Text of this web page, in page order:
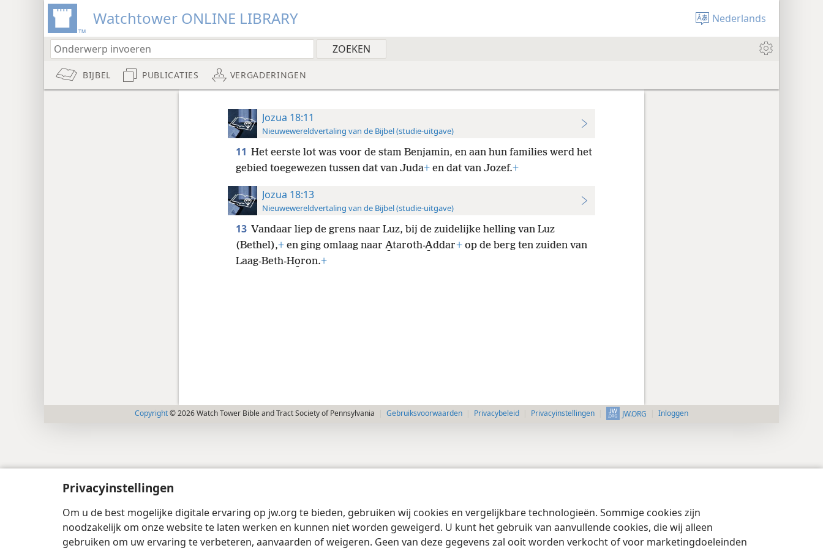
Privacyinstellingen
Om u de best mogelijke digitale ervaring op jw.org te bieden, gebruiken wij cookies en vergelijkbare technologieën. Sommige cookies zijn
noodzakelijk om onze website te laten werken en kunnen niet worden geweigerd. U kunt het gebruik van aanvullende cookies, die wij alleen
gebruiken om uw ervaring te verbeteren, aanvaarden of weigeren. Geen van deze gegevens zal ooit worden verkocht of voor marketingdoeleinden
Watchtower ONLINE LIBRARY Nederlands
BIJBEL PUBLICATIES VERGADERINGEN
Jozua 18:11
Nieuwewereldvertaling van de Bijbel (studie-uitgave)
11 Het eerste lot was voor de stam Benjamin, en aan hun families werd het
gebied toegewezen tussen dat van Juda+en dat van Jozef.+
Jozua 18:13
Nieuwewereldvertaling van de Bijbel (studie-uitgave)
13 Vandaar liep de grens naar Luz, bij de zuidelijke helling van Luz
(Bethel),+en ging omlaag naar A̱taroth-A̱ddar+op de berg ten zuiden van
Laag-Beth-Ho̱ron.+
Copyright© 2026 Watch Tower Bible and Tract Society of Pennsylvania Gebruiksvoorwaarden Privacybeleid Privacyinstellingen JW.ORG Inloggen